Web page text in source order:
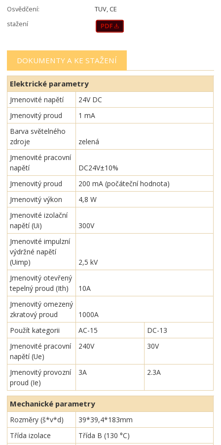
Osvědčení:
TUV, CE
stažení
DOKUMENTY A KE STAŽENÍ
Elektrické parametry
Jmenovité napětí
24V DC
Jmenovitý proud
1 mA
Barva světelného
zdroje
zelená
Jmenovité pracovní
napětí
DC24V±10%
Jmenovitý proud
200 mA (počáteční hodnota)
Jmenovitý výkon
4,8 W
Jmenovité izolační
napětí (Ui)
300V
Jmenovité impulzní
výdržné napětí
(Uimp)
2,5 kV
Jmenovitý otevřený
tepelný proud (Ith)
10A
Jmenovitý omezený
zkratový proud
1000A
Použít kategorii
AC-15
DC-13
Jmenovité pracovní
napětí (Ue)
240V 30V
Jmenovitý provozní
proud (Ie)
3A 2.3A
Mechanické parametry
Rozměry (š*v*d)
39*39,4*183mm
Třída izolace
Třída B (130 °C)